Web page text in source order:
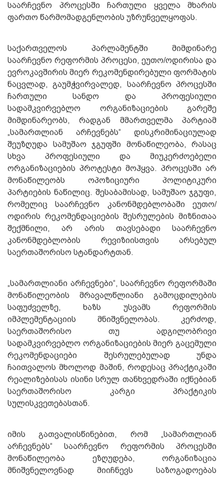
საარჩევნო პროცესში ჩართული ყველა მხარის
ფართო წარმომადგენლობის უზრუნველყოფას.
საქართველოს პარლამენტში მიმდინარე
საარჩევნო რეფორმის პროცესი, ეუთო/ოდირისა და
ევროკავშირის მიერ რეკომენდირებული ფორმატის
ნაცვლად, გაუმჭვირვალედ, საარჩევნო პროცესში
ჩართული სანდო და პროფესიული
სადამკვირვებლო ორგანიზაციების გარეშე
მიმდინარეობს, რადგან მმართველმა პარტიამ
„სამართლიან არჩევნებს“ დისკრიმინაციულად
შეუზღუდა სამუშაო ჯგუფში მონაწილეობა, რასაც
სხვა პროფესიული და მიუკერძოებელი
ორგანიზაციების პროტესტი მოჰყვა. პროცესში არ
მონაწილეობს ოპოზიციური პოლიტიკური
პარტიების ნაწილიც. შესაბამისად, სამუშაო ჯგუფი,
რომელიც საარჩევნო კანონმდებლობაში ეუთო/
ოდირის რეკომენდაციების შესრულების მიზნითაა
შექმნილი, არ არის თავსებადი საარჩევნო
კანონმდებლობის რევიზიისთვის არსებულ
საერთაშორისო სტანდარტთან.
„სამართლიანი არჩევნები“, საარჩევნო რეფორმაში
მონაწილეობის მრავალწლიანი გამოცდილების
საფუძველზე, ხაზს უსვამს რეფორმის
იმპლემენტაციის მნიშვნელობას. კერძოდ,
საერთაშორისო თუ ადგილობრივი
სადამკვირვებლო ორგანიზაციების მიერ გაცემული
რეკომენდაციები შესრულებულად უნდა
ჩაითვალოს მხოლოდ მაშინ, როდესაც პრაქტიკაში
რეალიზებისას ისინი სრულ თანხვედრაში იქნებიან
საერთაშორისო კარგი პრაქტიკის
სულისკვეთებასთან.
იმის გათვალისწინებით, რომ „სამართლიან
არჩევნებს“ საარჩევნო რეფორმის პროცესში
მონაწილეობა ეზღუდება, ორგანიზაცია
მნიშვნელოვნად მიიჩნევს საზოგადოებას